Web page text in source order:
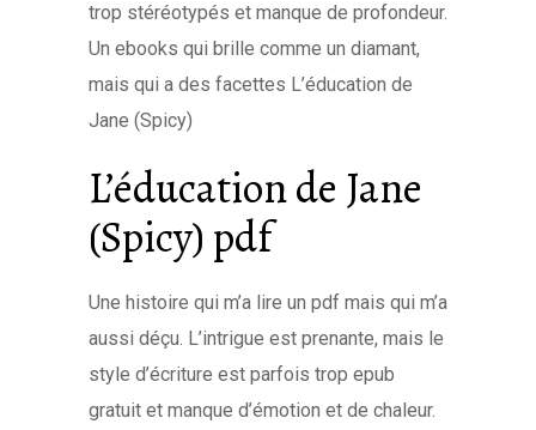
trop stéréotypés et manque de profondeur.
Un ebooks qui brille comme un diamant,
mais qui a des facettes L’éducation de
Jane (Spicy)
L’éducation de Jane
(Spicy) pdf
Une histoire qui m’a lire un pdf mais qui m’a
aussi déçu. L’intrigue est prenante, mais le
style d’écriture est parfois trop epub
gratuit et manque d’émotion et de chaleur.